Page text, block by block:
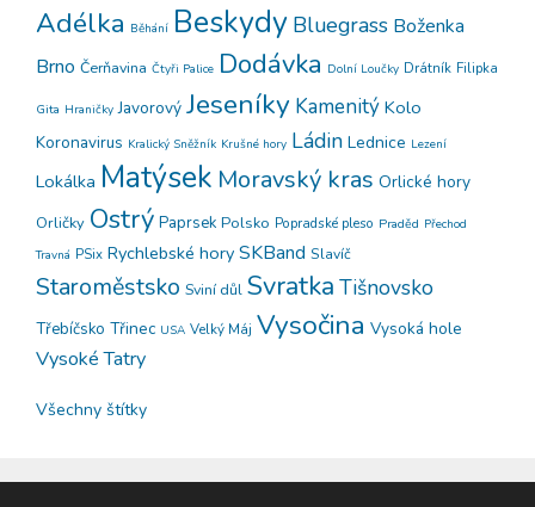
Adélka Běhání Beskydy Bluegrass Boženka
Brno Čerňavina Čtyři Palice Dodávka Dolní Loučky Drátník Filipka
Gita Hraničky Javorový Jeseníky Kamenitý Kolo
Koronavirus Kralický Sněžník Krušné hory Ládin Lednice Lezení
Lokálka Matýsek Moravský kras Orlické hory
Orličky Ostrý Paprsek Polsko Popradské pleso Praděd Přechod
Travná PSix Rychlebské hory SKBand Slavíč
Staroměstsko Sviní důl Svratka Tišnovsko
Třebíčsko Třinec USA Velký Máj Vysočina Vysoká hole
Vysoké Tatry
Všechny štítky